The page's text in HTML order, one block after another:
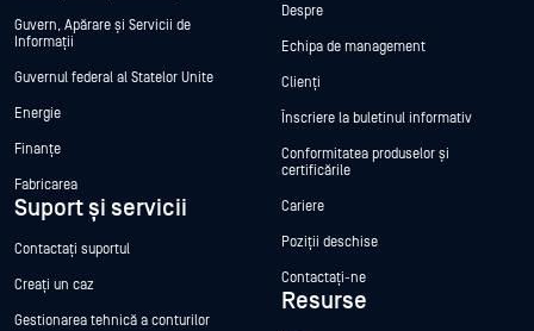
Guvern, Apărare și Servicii de
Informații
Guvernul federal al Statelor Unite
Energie
Finanțe
Fabricarea
Suport și servicii
Contactați suportul
Creați un caz
Gestionarea tehnică a conturilor
Despre
Echipa de management
Clienți
Înscriere la buletinul informativ
Conformitatea produselor și
certificările
Cariere
Poziții deschise
Contactați-ne
Resurse